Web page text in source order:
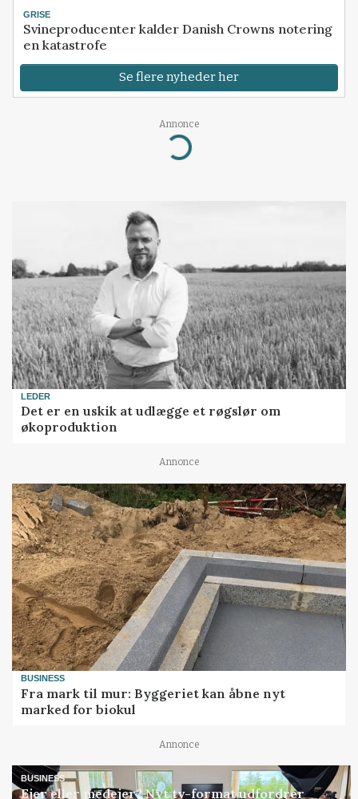
GRISE
Svineproducenter kalder Danish Crowns notering
en katastrofe
Se flere nyheder her
Annonce
Loading...
LEDER
Det er en uskik at udlægge et røgslør om
økoproduktion
Annonce
BUSINESS
Fra mark til mur: Byggeriet kan åbne nyt
marked for biokul
Annonce
BUSINESS
Ejer eller medejer? Nyt tv-format udfordrer